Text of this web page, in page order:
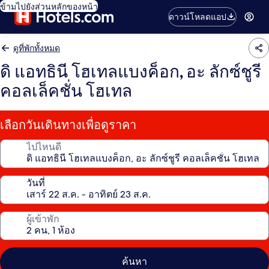
ข้ามไปยังส่วนหลักของหน้า
ดาวน์โหลดแอป
ดูที่พักทั้งหมด
ดิ แอทธินี โฮเทลแบงค็อก, อะ ลักซ์ชูรี
คอลเล็คชั่น โฮเทล
เลือกวันเดินทางเพื่อดูราคา
ไปไหนดี
วันที่
ผู้เข้าพัก
ค้นหา